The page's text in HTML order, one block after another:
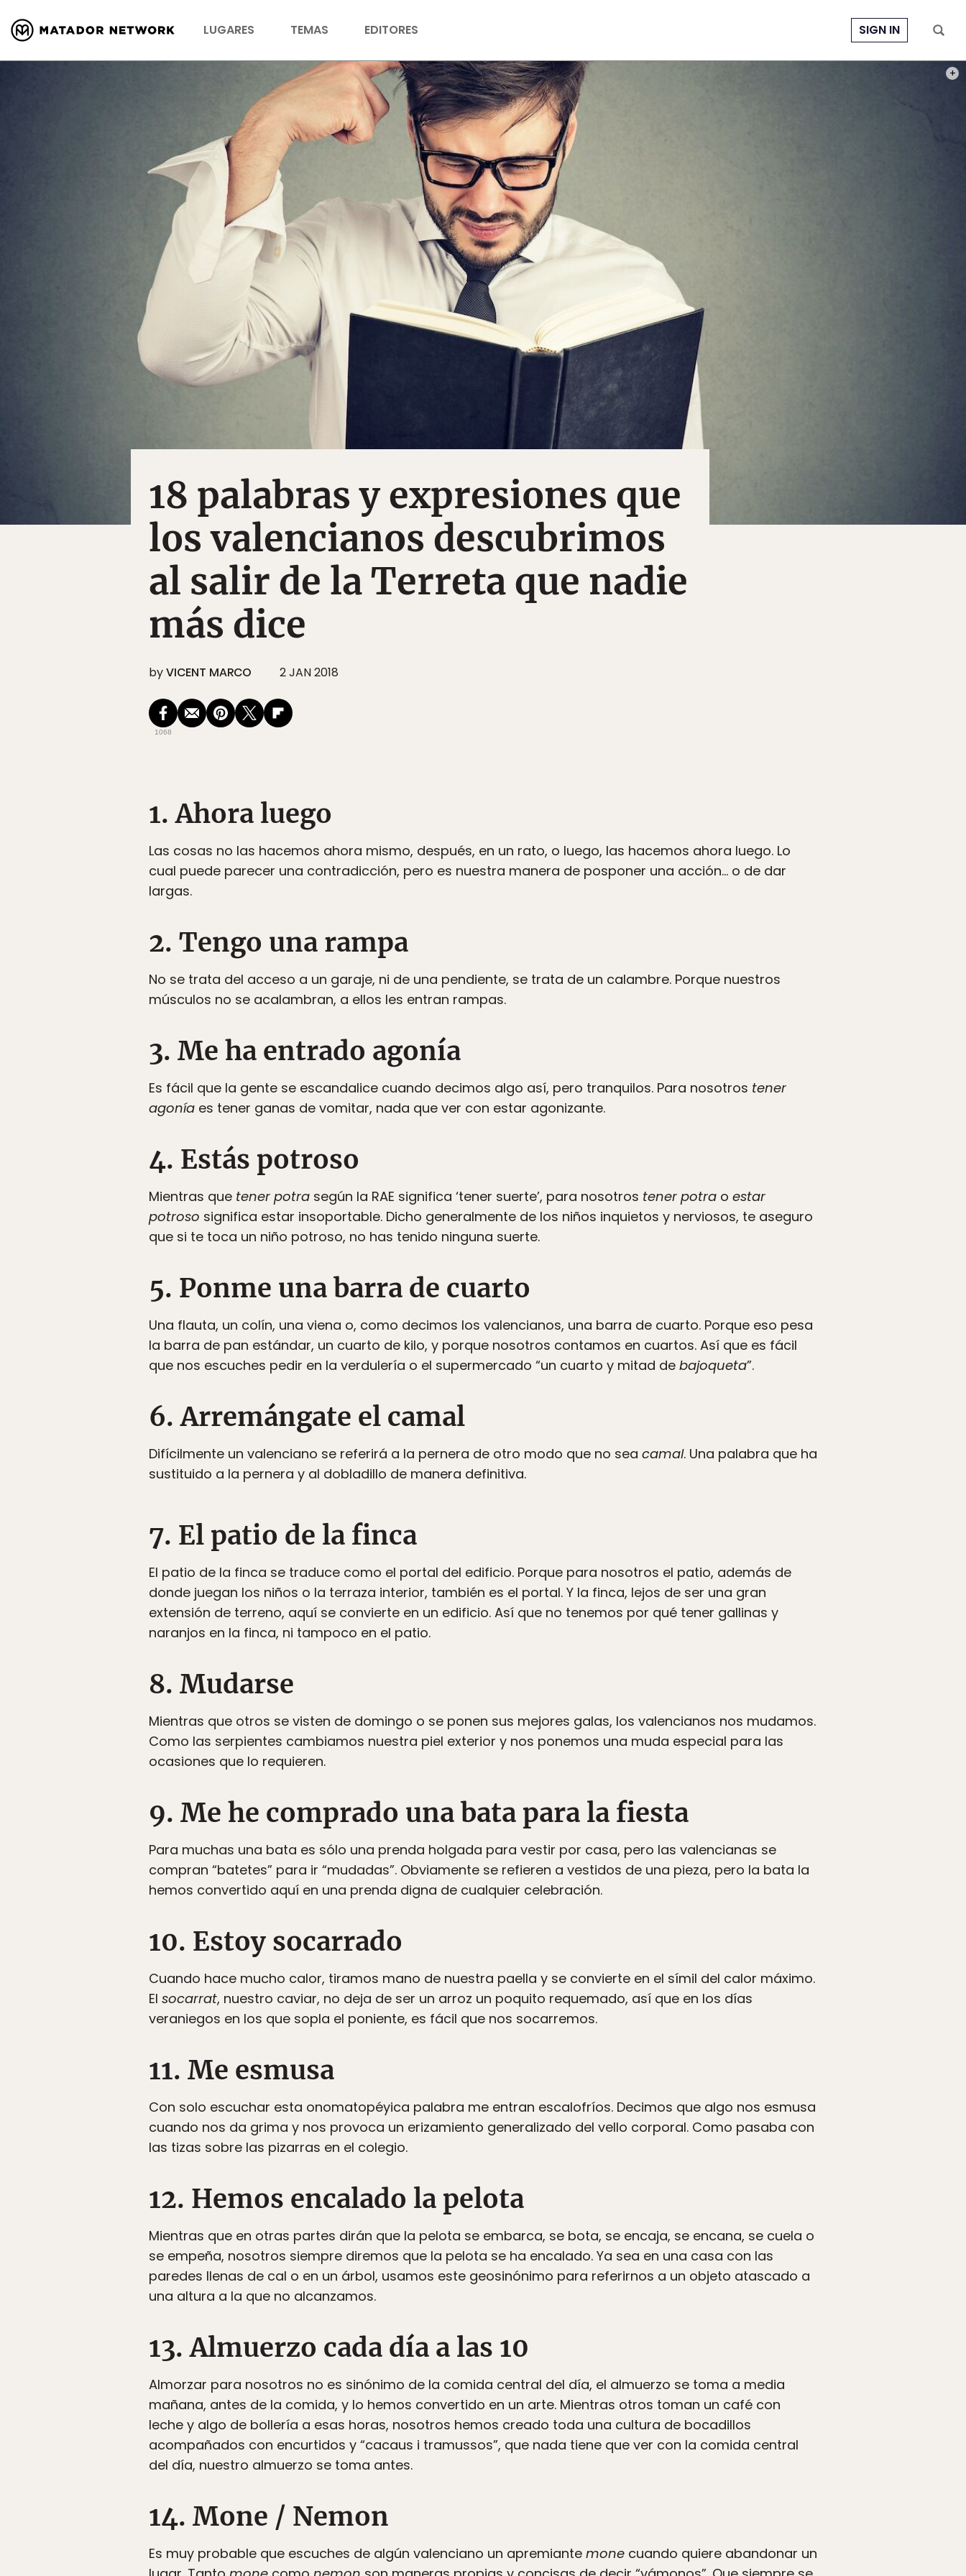
LUGARES TEMAS EDITORES SIGN IN
FOTO:
18 palabras y expresiones que
los valencianos descubrimos
al salir de la Terreta que nadie
más dice
byVICENT MARCO 2 JAN 2018
1068
1. Ahora luego
Las cosas no las hacemos ahora mismo, después, en un rato, o luego, las hacemos ahora luego. Lo
cual puede parecer una contradicción, pero es nuestra manera de posponer una acción… o de dar
largas.
2. Tengo una rampa
No se trata del acceso a un garaje, ni de una pendiente, se trata de un calambre. Porque nuestros
músculos no se acalambran, a ellos les entran rampas.
3. Me ha entrado agonía
Es fácil que la gente se escandalice cuando decimos algo así, pero tranquilos. Para nosotros tener
agonía es tener ganas de vomitar, nada que ver con estar agonizante.
4. Estás potroso
Mientras que tener potra según la RAE significa ‘tener suerte’, para nosotros tener potra o estar
potroso significa estar insoportable. Dicho generalmente de los niños inquietos y nerviosos, te aseguro
que si te toca un niño potroso, no has tenido ninguna suerte.
5. Ponme una barra de cuarto
Una flauta, un colín, una viena o, como decimos los valencianos, una barra de cuarto. Porque eso pesa
la barra de pan estándar, un cuarto de kilo, y porque nosotros contamos en cuartos. Así que es fácil
que nos escuches pedir en la verdulería o el supermercado “un cuarto y mitad de bajoqueta”.
6. Arremángate el camal
Difícilmente un valenciano se referirá a la pernera de otro modo que no sea camal. Una palabra que ha
sustituido a la pernera y al dobladillo de manera definitiva.
7. El patio de la finca
El patio de la finca se traduce como el portal del edificio. Porque para nosotros el patio, además de
donde juegan los niños o la terraza interior, también es el portal. Y la finca, lejos de ser una gran
extensión de terreno, aquí se convierte en un edificio. Así que no tenemos por qué tener gallinas y
naranjos en la finca, ni tampoco en el patio.
8. Mudarse
Mientras que otros se visten de domingo o se ponen sus mejores galas, los valencianos nos mudamos.
Como las serpientes cambiamos nuestra piel exterior y nos ponemos una muda especial para las
ocasiones que lo requieren.
9. Me he comprado una bata para la fiesta
Para muchas una bata es sólo una prenda holgada para vestir por casa, pero las valencianas se
compran “batetes” para ir “mudadas”. Obviamente se refieren a vestidos de una pieza, pero la bata la
hemos convertido aquí en una prenda digna de cualquier celebración.
10. Estoy socarrado
Cuando hace mucho calor, tiramos mano de nuestra paella y se convierte en el símil del calor máximo.
El socarrat, nuestro caviar, no deja de ser un arroz un poquito requemado, así que en los días
veraniegos en los que sopla el poniente, es fácil que nos socarremos.
11. Me esmusa
Con solo escuchar esta onomatopéyica palabra me entran escalofríos. Decimos que algo nos esmusa
cuando nos da grima y nos provoca un erizamiento generalizado del vello corporal. Como pasaba con
las tizas sobre las pizarras en el colegio.
12. Hemos encalado la pelota
Mientras que en otras partes dirán que la pelota se embarca, se bota, se encaja, se encana, se cuela o
se empeña, nosotros siempre diremos que la pelota se ha encalado. Ya sea en una casa con las
paredes llenas de cal o en un árbol, usamos este geosinónimo para referirnos a un objeto atascado a
una altura a la que no alcanzamos.
13. Almuerzo cada día a las 10
Almorzar para nosotros no es sinónimo de la comida central del día, el almuerzo se toma a media
mañana, antes de la comida, y lo hemos convertido en un arte. Mientras otros toman un café con
leche y algo de bollería a esas horas, nosotros hemos creado toda una cultura de bocadillos
acompañados con encurtidos y “cacaus i tramussos”, que nada tiene que ver con la comida central
del día, nuestro almuerzo se toma antes.
14. Mone / Nemon
Es muy probable que escuches de algún valenciano un apremiante mone cuando quiere abandonar un